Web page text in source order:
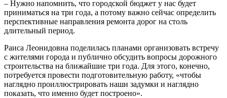
– Нужно напомнить, что городской бюджет у нас будет
приниматься на три года, а потому важно сейчас определить
перспективные направления ремонта дорог на столь
длительный период.
Раиса Леонидовна поделилась планами организовать встречу
с жителями города и публично обсудить вопросы дорожного
строительства на ближайшие три года. Для этого, конечно,
потребуется провести подготовительную работу, «чтобы
наглядно проиллюстрировать наши задумки и наглядно
показать, что именно будет построено».